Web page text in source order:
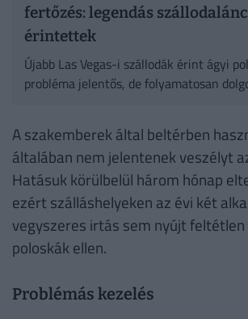
fertőzés: legendás
érintettek
Újabb Las Vegas-i szállodák érint ágyi
probléma jelentős, de folyamatosan
A szakemberek által beltérben
általában nem jelentenek veszélyt
Hatásuk körülbelül három hónap
ezért szálláshelyeken az évi két
vegyszeres irtás sem nyújt
poloskák ellen.
Problémás kezelés